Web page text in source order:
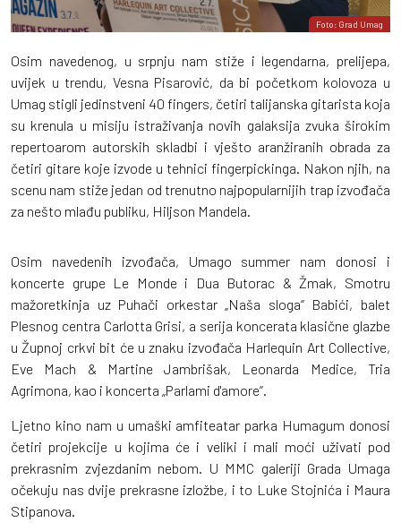
Foto: Grad Umag
Osim navedenog, u srpnju nam stiže i legendarna, prelijepa,
uvijek u trendu, Vesna Pisarović, da bi početkom kolovoza u
Umag stigli jedinstveni 40 fingers, četiri talijanska gitarista koja
su krenula u misiju istraživanja novih galaksija zvuka širokim
repertoarom autorskih skladbi i vješto aranžiranih obrada za
četiri gitare koje izvode u tehnici fingerpickinga. Nakon njih, na
scenu nam stiže jedan od trenutno najpopularnijih trap izvođača
za nešto mlađu publiku, Hiljson Mandela.
Osim navedenih izvođača, Umago summer nam donosi i
koncerte grupe Le Monde i Dua Butorac & Žmak, Smotru
mažoretkinja uz Puhači orkestar „Naša sloga“ Babići, balet
Plesnog centra Carlotta Grisi, a serija koncerata klasične glazbe
u Župnoj crkvi bit će u znaku izvođača Harlequin Art Collective,
Eve Mach & Martine Jambrišak, Leonarda Medice, Tria
Agrimona, kao i koncerta „Parlami d'amore“.
Ljetno kino nam u umaški amfiteatar parka Humagum donosi
četiri projekcije u kojima će i veliki i mali moći uživati pod
prekrasnim zvjezdanim nebom. U MMC galeriji Grada Umaga
očekuju nas dvije prekrasne izložbe, i to Luke Stojnića i Maura
Stipanova.